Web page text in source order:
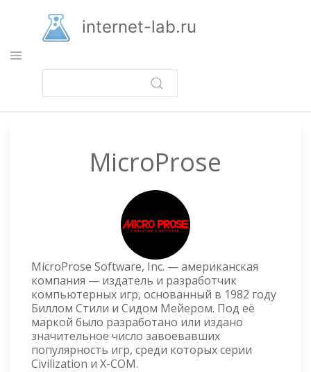
основному
содержанию
internet-lab.ru
MicroProse
MicroProse Software, Inc. — американская
компания — издатель и разработчик
компьютерных игр, основанный в 1982 году
Биллом Стили и Сидом Мейером. Под её
маркой было разработано или издано
значительное число завоевавших
популярность игр, среди которых серии
Civilization и X-COM.